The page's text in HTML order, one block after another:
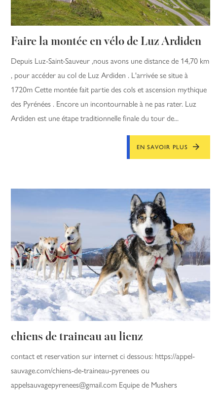
Faire la montée en vélo de Luz Ardiden
Depuis Luz-Saint-Sauveur ,nous avons une distance de 14,70 km
, pour accéder au col de Luz Ardiden . L'arrivée se situe à
1720m Cette montée fait partie des cols et ascension mythique
des Pyrénées . Encore un incontournable à ne pas rater. Luz
Ardiden est une étape traditionnelle finale du tour de...
EN SAVOIR PLUS
chiens de traineau au lienz
contact et reservation sur internet ci dessous: https://appel-
sauvage.com/chiens-de-traineau-pyrenees ou
appelsauvagepyrenees@gmail.com Equipe de Mushers